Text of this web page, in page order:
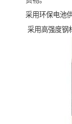
采用环保电池
采用高强度钢